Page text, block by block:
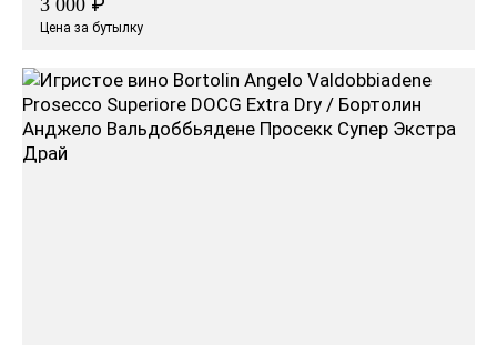
3 000
Цена за бутылку